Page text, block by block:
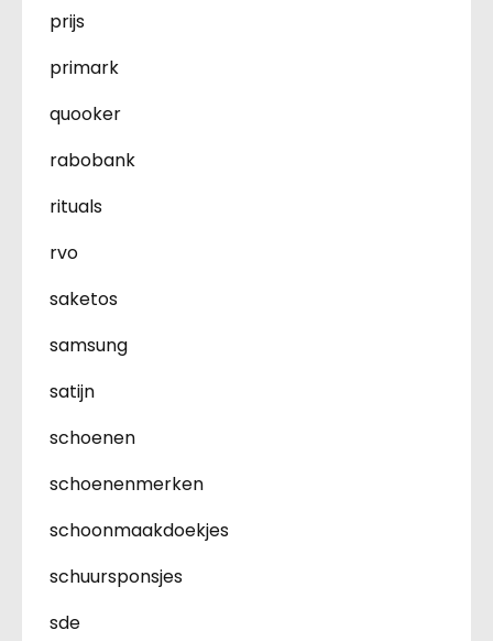
prijs
primark
quooker
rabobank
rituals
rvo
saketos
samsung
satijn
schoenen
schoenenmerken
schoonmaakdoekjes
schuursponsjes
sde